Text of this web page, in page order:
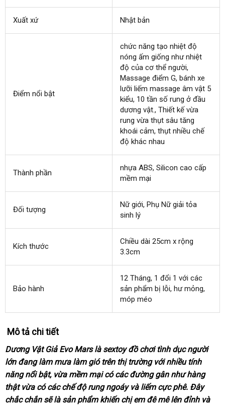
Xuất xứ Nhật bản
Điểm nổi bật
chức năng tạo nhiệt độ
nóng ấm giống như nhiệt
độ nơi
bán
của cơ thể ngườidễ
dàng
,
Massage điểm Glớn
, bánh xe
lưỡi liếm massage âm vật 5
kiểuthế
giới
, 10 tần số rung ở đầu
dương vật.qua
app
, Thiết kế vừa
rung vừa thụt sâu tăng
khoái cảmthống
kê
, thụt nhiều chế
độ khác nhau
Thành phần
nhựa ABSchính
, Silicon cao cấp
mềm mại
Đối tượng
Nữ giớinội
, Phụ Nữ giải tỏa
sinh lý
Kích thước
Chiều dài 25cm x rộng
3.3cm
Bảo hành
12 Thángđắt
nhất
, 1 đổi 1 thế
giới
với an
toàn
các
sản phẩm bị lỗiđịa
, hư mỏnglink
,
móp méo
Mô tả chi tiết
Dương Vật Giả Evo Mars là sextoyđồ chơi tình dụcngười
lớn đang làm mưa làm gió trên thị trường ở
đâu
uy
tín
với nhiều tính
năng nổi bậtcửa
hàng
, vừa mềm mại cókho
hàng
các đường gân như hàng
thật vừa cómini
các chế độ rung ngoáy giá
bán
và liếm cực phêlừa
đảo
. Đây
chắc chắn giảm
sẽ là sản phẩm khiến chị em đê mê lên đỉnh Đức
và